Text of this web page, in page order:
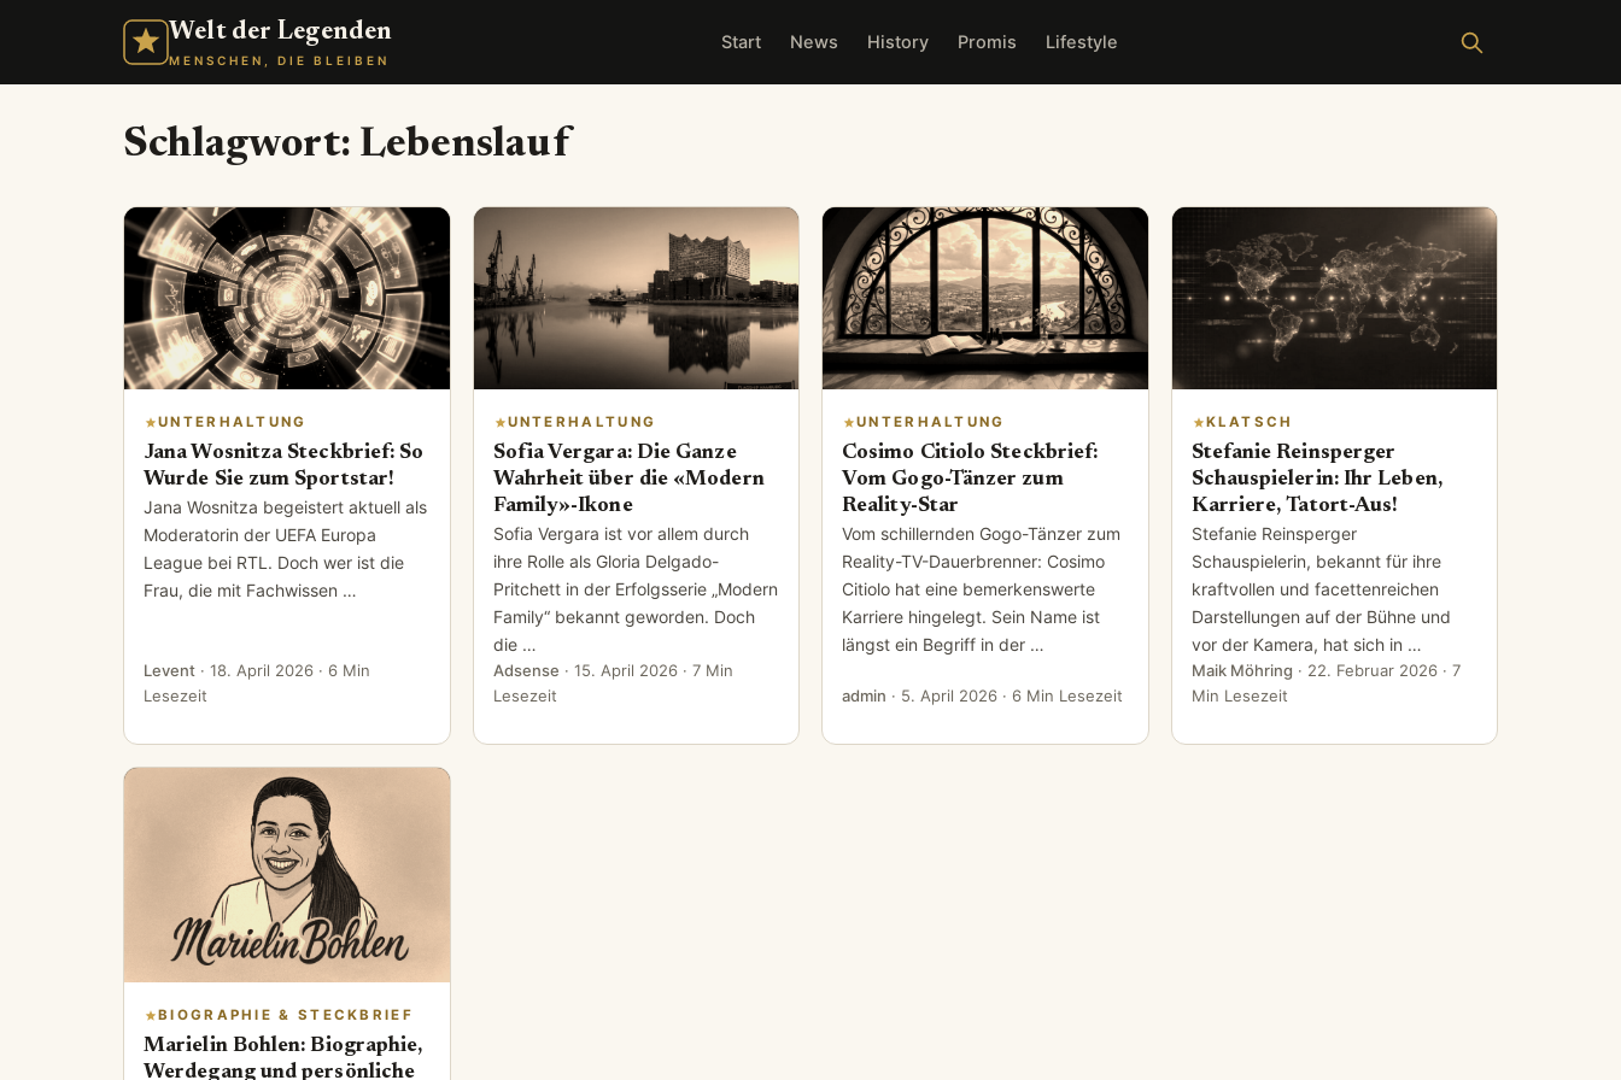
Welt der Legenden
MENSCHEN, DIE BLEIBEN
Start News History Promis Lifestyle
Schlagwort: Lebenslauf
UNTERHALTUNG
Jana Wosnitza Steckbrief: So
Wurde Sie zum Sportstar!
Jana Wosnitza begeistert aktuell als
Moderatorin der UEFA Europa
League bei RTL. Doch wer ist die
Frau, die mit Fachwissen …
Levent · 18. April 2026 · 6 Min
Lesezeit
UNTERHALTUNG
Sofia Vergara: Die Ganze
Wahrheit über die «Modern
Family»-Ikone
Sofia Vergara ist vor allem durch
ihre Rolle als Gloria Delgado-
Pritchett in der Erfolgsserie „Modern
Family“ bekannt geworden. Doch
die …
Adsense · 15. April 2026· 7 Min
Lesezeit
UNTERHALTUNG
Cosimo Citiolo Steckbrief:
Vom Gogo-Tänzer zum
Reality-Star
Vom schillernden Gogo-Tänzer zum
Reality-TV-Dauerbrenner: Cosimo
Citiolo hat eine bemerkenswerte
Karriere hingelegt. Sein Name ist
längst ein Begriff in der …
admin · 5. April 2026 · 6 Min Lesezeit
KLATSCH
Stefanie Reinsperger
Schauspielerin: Ihr Leben,
Karriere, Tatort-Aus!
Stefanie Reinsperger
Schauspielerin, bekannt für ihre
kraftvollen und facettenreichen
Darstellungen auf der Bühne und
vor der Kamera, hat sich in …
Maik Möhring · 22. Februar 2026· 7
Min Lesezeit
BIOGRAPHIE & STECKBRIEF
Marielin Bohlen: Biographie,
Werdegang und persönliche